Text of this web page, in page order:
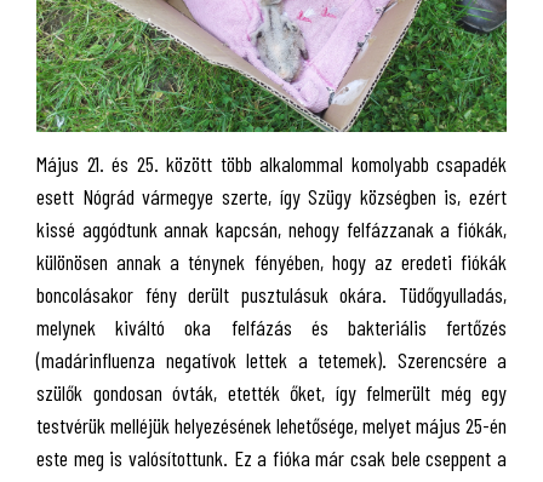
Május 21. és 25. között több alkalommal komolyabb csapadék
esett Nógrád vármegye szerte, így Szügy községben is, ezért
kissé aggódtunk annak kapcsán, nehogy felfázzanak a fiókák,
különösen annak a ténynek fényében, hogy az eredeti fiókák
boncolásakor fény derült pusztulásuk okára. Tüdőgyulladás,
melynek kiváltó oka felfázás és bakteriális fertőzés
(madárinfluenza negatívok lettek a tetemek). Szerencsére a
szülők gondosan óvták, etették őket, így felmerült még egy
testvérük melléjük helyezésének lehetősége, melyet május 25-én
este meg is valósítottunk. Ez a fióka már csak bele cseppent a